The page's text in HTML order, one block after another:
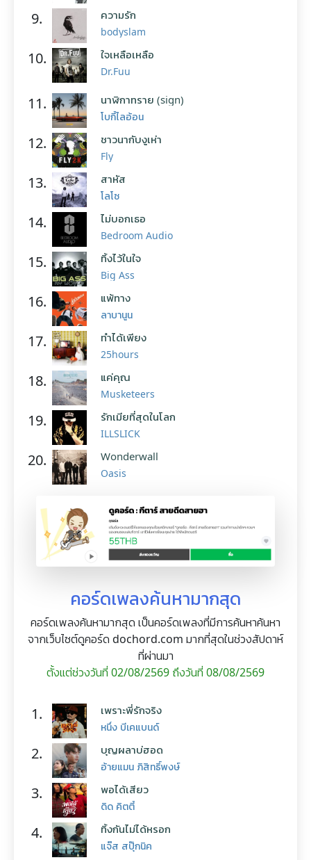
9. ความรัก
bodyslam
10. ใจเหลือเหลือ
Dr.Fuu
11. นาฬิกาทราย (sign)
โบกี้ไลอ้อน
12. ชาวนากับงูเห่า
Fly
13. สาหัส
โลโซ
14. ไม่บอกเธอ
Bedroom Audio
15. ทิ้งไว้ในใจ
Big Ass
16. แพ้ทาง
ลาบานูน
17. ทำได้เพียง
25hours
18. แค่คุณ
Musketeers
19. รักเมียที่สุดในโลก
ILLSLICK
20. Wonderwall
Oasis
คอร์ดเพลงค้นหามากสุด
คอร์ดเพลงค้นหามากสุด เป็นคอร์ดเพลงที่มีการค้นหาค้นหา
จากเว็บไซต์ดูคอร์ด dochord.com มากที่สุดในช่วงสัปดาห์
ที่ผ่านมา
ตั้งแต่ช่วงวันที่ 02/08/2569 ถึงวันที่ 08/08/2569
1. เพราะพี่รักจริง
หนึ่ง บีเคแบนด์
2. บุญผลาบ่ฮอด
อ้ายแมน ภิสิทธิ์พงษ์
3. พอได้เสียว
ดิด คิตตี้
4. ทิ้งกันไม่ได้หรอก
แจ๊ส สปุ๊กนิค